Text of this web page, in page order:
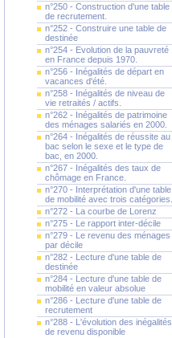
n°250 - Construction d'une table
de recrutement.
n°252 - Construire une table de
destinée
n°254 - Evolution de la pauvreté
en France depuis 1970.
n°256 - Inégalités de départ en
vacances d'été.
n°258 - Inégalités de niveau de
vie retraités / actifs.
n°262 - Inégalités de patrimoine
des ménages salariés en 2000.
n°264 - Inégalités de réussite au
bac selon le sexe et le type de
bac, en 2000.
n°267 - Inégalités des taux de
chômage en France.
n°270 - Interprétation d'une table
de mobilité avec trois catégories.
n°272 - La courbe de Lorenz
n°275 - Le rapport inter-décile
n°279 - Le revenu des ménages
par décile
n°282 - Lecture d'une table de
destinée
n°284 - Lecture d'une table de
mobilité en valeur absolue
n°286 - Lecture d'une table de
recrutement
n°288 - L'évolution des inégalités
de revenu disponible